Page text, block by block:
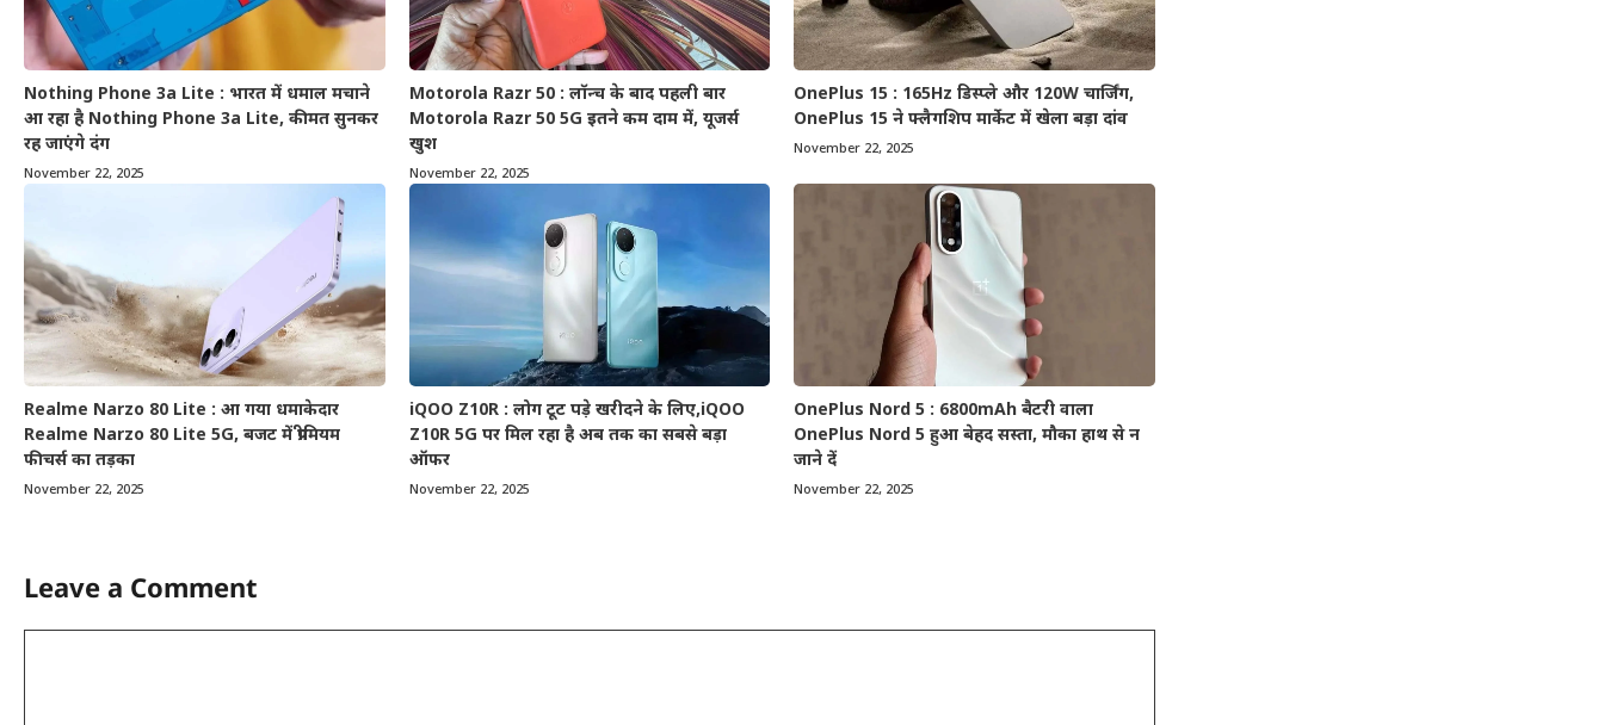
Nothing Phone 3a Lite : भारत में धमाल मचाने
आ रहा है Nothing Phone 3a Lite, कीमत सुनकर
रह जाएंगे दंग
November 22, 2025
Motorola Razr 50 : लॉन्च के बाद पहली बार
Motorola Razr 50 5G इतने कम दाम में, यूजर्स
खुश
November 22, 2025
OnePlus 15 : 165Hz डिस्प्ले और 120W चार्जिंग,
OnePlus 15 ने फ्लैगशिप मार्केट में खेला बड़ा दांव
November 22, 2025
Realme Narzo 80 Lite : आ गया धमाकेदार
Realme Narzo 80 Lite 5G, बजट में प्रीमियम
फीचर्स का तड़का
November 22, 2025
iQOO Z10R : लोग टूट पड़े खरीदने के लिए,iQOO
Z10R 5G पर मिल रहा है अब तक का सबसे बड़ा
ऑफर
November 22, 2025
OnePlus Nord 5 : 6800mAh बैटरी वाला
OnePlus Nord 5 हुआ बेहद सस्ता, मौका हाथ से न
जाने दें
November 22, 2025
Leave a Comment